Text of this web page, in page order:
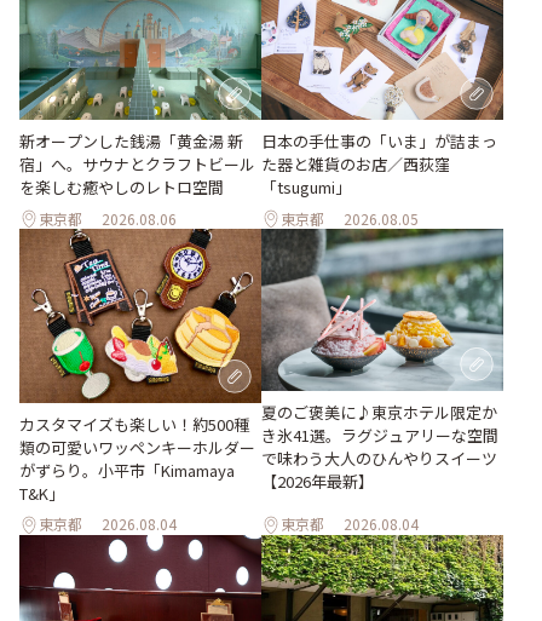
新オープンした銭湯「黄金湯 新
宿」へ。サウナとクラフトビール
を楽しむ癒やしのレトロ空間
東京都 2026.08.06
日本の手仕事の「いま」が詰まっ
た器と雑貨のお店／西荻窪
「tsugumi」
東京都 2026.08.05
カスタマイズも楽しい！約500種
類の可愛いワッペンキーホルダー
がずらり。小平市「Kimamaya
T&K」
東京都 2026.08.04
夏のご褒美に♪東京ホテル限定か
き氷41選。ラグジュアリーな空間
で味わう大人のひんやりスイーツ
【2026年最新】
東京都 2026.08.04